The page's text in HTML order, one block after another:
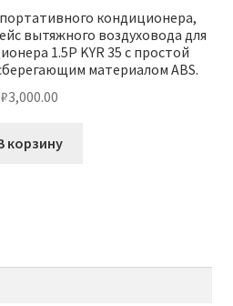
кондиционера,
вытяжного воздуховода для
1.5P KYR 35 с простой
материалом ABS.
₽3,000.00
корзину